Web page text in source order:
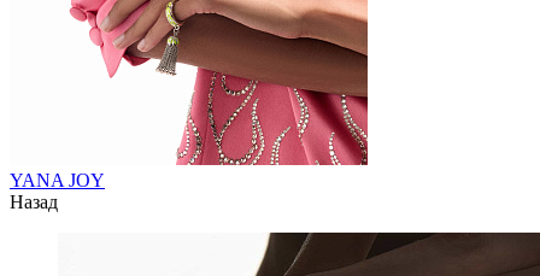
YANA JOY
Назад